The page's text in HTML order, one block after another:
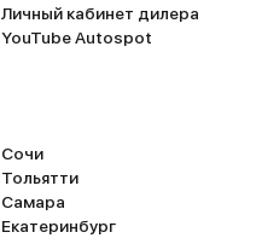
Личный кабинет дилера
YouTube Autospot
Сочи
Тольятти
Самара
Екатеринбург